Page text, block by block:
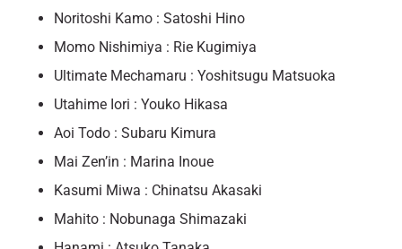
Noritoshi Kamo : Satoshi Hino
Momo Nishimiya : Rie Kugimiya
Ultimate Mechamaru : Yoshitsugu Matsuoka
Utahime Iori : Youko Hikasa
Aoi Todo : Subaru Kimura
Mai Zen’in : Marina Inoue
Kasumi Miwa : Chinatsu Akasaki
Mahito : Nobunaga Shimazaki